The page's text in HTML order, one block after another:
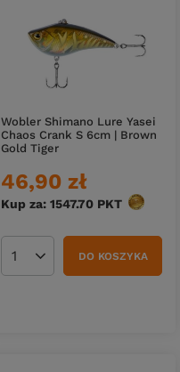
Wobler Shimano Lure Yasei
Chaos Crank S 6cm | Brown
Gold Tiger
46,90 zł
Kup za: 1547.70 PKT punktów
Ilość produktówDO KOSZYKA